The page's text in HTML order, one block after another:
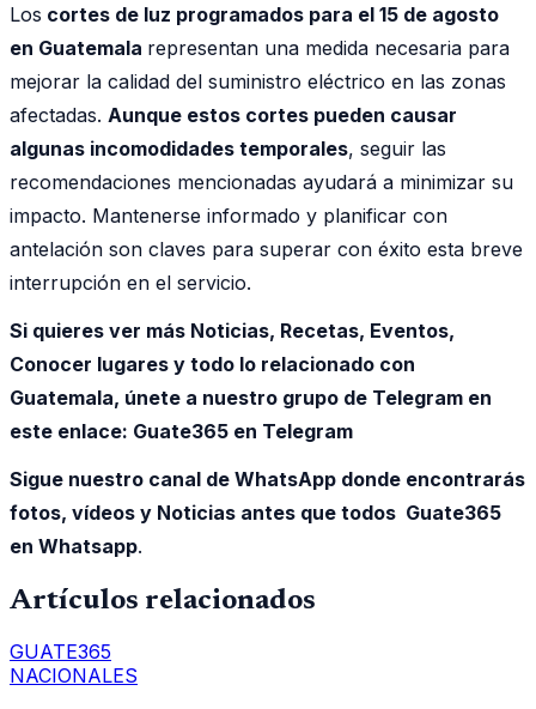
Los cortes de luz programados para el 15 de agosto
en Guatemala representan una medida necesaria para
mejorar la calidad del suministro eléctrico en las zonas
afectadas. Aunque estos cortes pueden causar
algunas incomodidades temporales, seguir las
recomendaciones mencionadas ayudará a minimizar su
impacto. Mantenerse informado y planificar con
antelación son claves para superar con éxito esta breve
interrupción en el servicio.
Si quieres ver más Noticias, Recetas, Eventos,
Conocer lugares y todo lo relacionado con
Guatemala, únete a nuestro grupo de Telegram en
este enlace: Guate365 en Telegram
Sigue nuestro canal de WhatsApp donde encontrarás
fotos, vídeos y Noticias antes que todos Guate365
en Whatsapp.
Artículos relacionados
GUATE365
NACIONALES